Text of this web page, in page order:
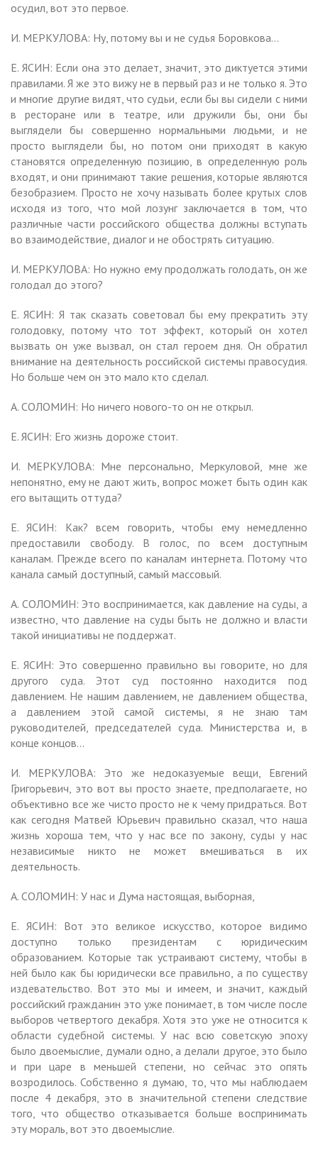
осудил, вот это первое.
И. МЕРКУЛОВА: Ну, потому вы и не судья Боровкова…
Е. ЯСИН: Если она это делает, значит, это диктуется этими
правилами. Я же это вижу не в первый раз и не только я. Это
и многие другие видят, что судьи, если бы вы сидели с ними
в ресторане или в театре, или дружили бы, они бы
выглядели бы совершенно нормальными людьми, и не
просто выглядели бы, но потом они приходят в какую
становятся определенную позицию, в определенную роль
входят, и они принимают такие решения, которые являются
безобразием. Просто не хочу называть более крутых слов
исходя из того, что мой лозунг заключается в том, что
различные части российского общества должны вступать
во взаимодействие, диалог и не обострять ситуацию.
И. МЕРКУЛОВА: Но нужно ему продолжать голодать, он же
голодал до этого?
Е. ЯСИН: Я так сказать советовал бы ему прекратить эту
голодовку, потому что тот эффект, который он хотел
вызвать он уже вызвал, он стал героем дня. Он обратил
внимание на деятельность российской системы правосудия.
Но больше чем он это мало кто сделал.
А. СОЛОМИН: Но ничего нового-то он не открыл.
Е. ЯСИН: Его жизнь дороже стоит.
И. МЕРКУЛОВА: Мне персонально, Меркуловой, мне же
непонятно, ему не дают жить, вопрос может быть один как
его вытащить оттуда?
Е. ЯСИН: Как? всем говорить, чтобы ему немедленно
предоставили свободу. В голос, по всем доступным
каналам. Прежде всего по каналам интернета. Потому что
канала самый доступный, самый массовый.
А. СОЛОМИН: Это воспринимается, как давление на суды, а
известно, что давление на суды быть не должно и власти
такой инициативы не поддержат.
Е. ЯСИН: Это совершенно правильно вы говорите, но для
другого суда. Этот суд постоянно находится под
давлением. Не нашим давлением, не давлением общества,
а давлением этой самой системы, я не знаю там
руководителей, председателей суда. Министерства и, в
конце концов…
И. МЕРКУЛОВА: Это же недоказуемые вещи, Евгений
Григорьевич, это вот вы просто знаете, предполагаете, но
объективно все же чисто просто не к чему придраться. Вот
как сегодня Матвей Юрьевич правильно сказал, что наша
жизнь хороша тем, что у нас все по закону, суды у нас
независимые никто не может вмешиваться в их
деятельность.
А. СОЛОМИН: У нас и Дума настоящая, выборная,
Е. ЯСИН: Вот это великое искусство, которое видимо
доступно только президентам с юридическим
образованием. Которые так устраивают систему, чтобы в
ней было как бы юридически все правильно, а по существу
издевательство. Вот это мы и имеем, и значит, каждый
российский гражданин это уже понимает, в том числе после
выборов четвертого декабря. Хотя это уже не относится к
области судебной системы. У нас всю советскую эпоху
было двоемыслие, думали одно, а делали другое, это было
и при царе в меньшей степени, но сейчас это опять
возродилось. Собственно я думаю, то, что мы наблюдаем
после 4 декабря, это в значительной степени следствие
того, что общество отказывается больше воспринимать
эту мораль, вот это двоемыслие.